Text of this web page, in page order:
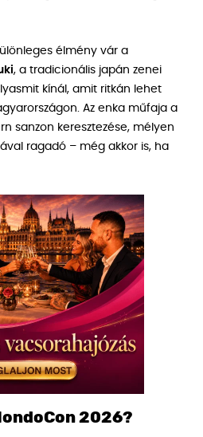
élmény vár a
, a tradicionális japán zenei
kínál, amit ritkán lehet
Az enka műfaja a
sanzon keresztezése, mélyen
ragadó – még akkor is, ha
2026?